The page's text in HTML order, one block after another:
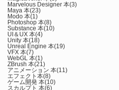
Marvelous Designer 本(3)
Maya 本(23)
Modo 本(1)
Photoshop 本(8)
Substance 本(10)
UI＆UX 本(4)
Unity 本(18)
Unreal Engine 本(19)
VFX 本(7)
WebGL 本(1)
ZBrush 本(21)
アニメーション 本(11)
エフェクト本(8)
ゲーム開発 本(10)
スカルプト 本(6)